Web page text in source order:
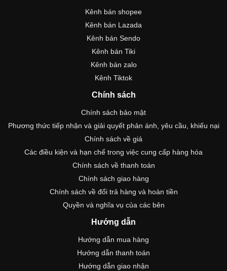
Kênh bán shopee
Kênh bán Lazada
Kênh bán Sendo
Kênh bán Tiki
Kênh bán zalo
Kênh Tiktok
Chính sách
Chính sách bảo mật
Phương thức tiếp nhận và giải quyết phản ánh, yêu cầu, khiếu nại
Chính sách về giá
Các điều kiện và hạn chế trong việc cung cấp hàng hóa
Chính sách về thanh toán
Chính sách giao hàng
Chính sách về đổi trả hàng và hoàn tiền
Quyền và nghĩa vụ của các bên
Hướng dẫn
Hướng dẫn mua hàng
Hướng dẫn thanh toán
Hướng dẫn giao nhận